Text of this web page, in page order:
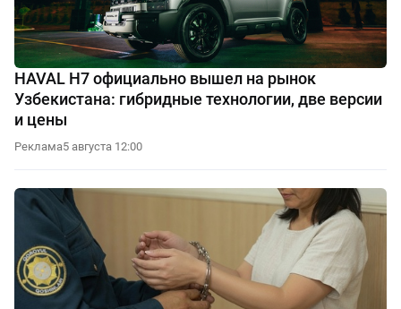
HAVAL H7 официально вышел на рынок
Узбекистана: гибридные технологии, две версии
и цены
Реклама5 августа 12:00